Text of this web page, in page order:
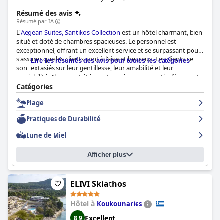
Résumé des avis
Résumé par IA
L'Aegean Suites, Santikos Collection est un hôtel charmant, bien
situé et doté de chambres spacieuses. Le personnel est
exceptionnel, offrant un excellent service et se surpassant pour
s'assurer que les clients sont à l'aise et heureux. Les clients se
sont extasiés sur leur gentillesse, leur amabilité et leur
serviabilité, Alex ayant été mentionné comme particulièrement
exceptionnel. Le personnel de l'hôtel est également flexible en
ce qui concerne les heures d'arrivée et de départ. Le choix des
menus est excellent et la piscine ainsi que sa propreté ont fait
l'objet de compliments de la part de clients satisfaits. Dans
l'ensemble, l'Aegean Suites, Santikos Collection
est un bel hôtel
doté d'un personnel fantastique.
Lire les résumés des avis pour toutes les catégories
Catégories
Plage
Pratiques de Durabilité
Lune de Miel
Afficher plus
ELIVI Skiathos
Hôtel à Koukounaries
8,9 Excellent